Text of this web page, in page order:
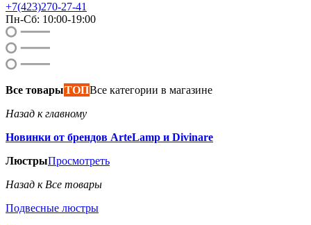
+7(423)270-27-41
Пн-Сб: 10:00-19:00
Все товарыТОПВсе категории в магазине
Назад к главному
Новинки от брендов ArteLamp и Divinare
ЛюстрыПросмотреть
Назад к Все товары
Подвесные люстры